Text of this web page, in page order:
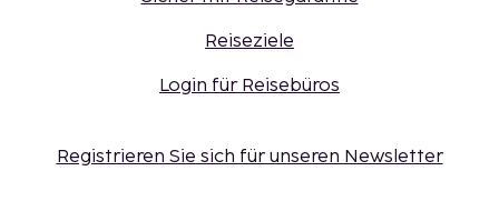
Reiseziele
Login für Reisebüros
Registrieren Sie sich für unseren Newsletter